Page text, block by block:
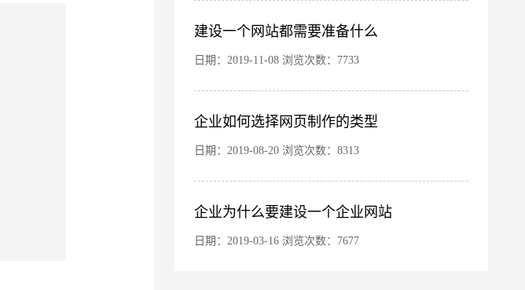
建设一个网站都需要准备什么
日期：2019-11-08 浏览次数：7733
企业如何选择网页制作的类型
日期：2019-08-20 浏览次数：8313
企业为什么要建设一个企业网站
日期：2019-03-16 浏览次数：7677
微信号